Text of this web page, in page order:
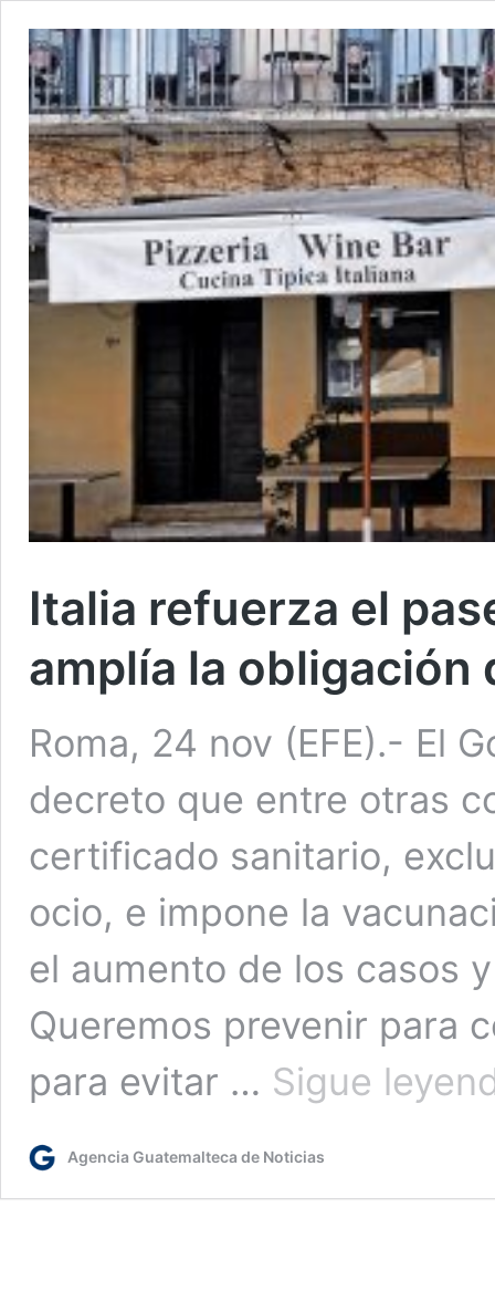
Italia refuerza el
amplía la obligación
Roma, 24 nov (EFE).- El
decreto que entre otras
certificado sanitario,
ocio, e impone la
el aumento de los casos
Queremos prevenir para
para evitar … Sigue
Agencia Guatemalteca de Noticias